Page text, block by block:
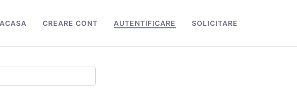
ACASA CREARE CONT AUTENTIFICARE SOLICITARE